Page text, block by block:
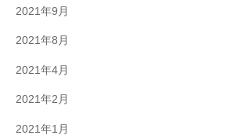
2021年9月
2021年8月
2021年4月
2021年2月
2021年1月